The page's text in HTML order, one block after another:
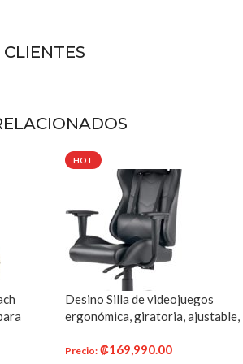
CLIENTES
HOT
Desino Silla de videojuegos
ergonómica, giratoria, ajustable,
alto, con reposapiés y
Precio: ₡169,990.00